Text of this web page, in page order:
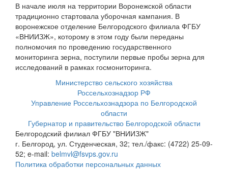
В начале июля на территории Воронежской области
традиционно стартовала уборочная кампания. В
воронежское отделение Белгородского филиала ФГБУ
«ВНИИЗЖ», которому в этом году были переданы
полномочия по проведению государственного
мониторинга зерна, поступили первые пробы зерна для
исследований в рамках госмониторинга.
Министерство сельского хозяйства
Россельхознадзор РФ
Управление Россельхознадзора по Белгородской
области
Губернатор и правительство Белгородской области
Белгородский филиал ФГБУ "ВНИИЗЖ"
г. Белгород, ул. Студенческая, 32; тел./факс: (4722) 25-09-
52; e-mail: belmvl@fsvps.gov.ru
Политика обработки персональных данных